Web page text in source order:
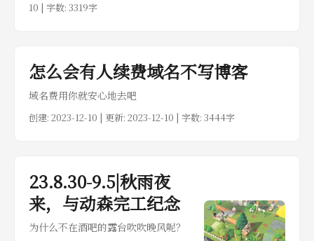
10 | 字数: 3319字
怎么会有人续费域名不写博客
域名费用你就安心地去吧
创建: 2023-12-10 | 更新: 2023-12-10 | 字数: 3444字
23.8.30-9.5|秋雨夜
来，与动森完工纪念
为什么不在酒吧的露台吹吹晚风呢？